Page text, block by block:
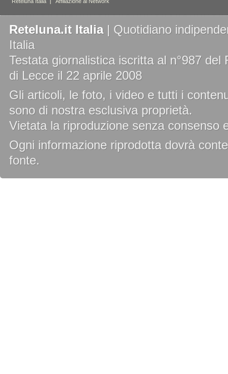
Reteluna.it Italia| Quotidiano
Italia
Testata giornalistica iscritta al n°987
di Lecce il 22 aprile 2008
Gli articoli, le foto, i video e tutti i
sono di nostra esclusiva proprietà.
Vietata la riproduzione senza consenso
Ogni informazione riprodotta dovrà
fonte.